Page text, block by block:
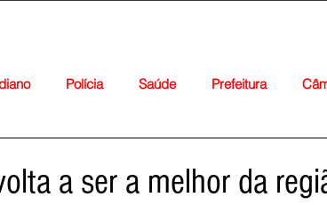
Polícia Saúde Prefeitura
a ser a melhor da